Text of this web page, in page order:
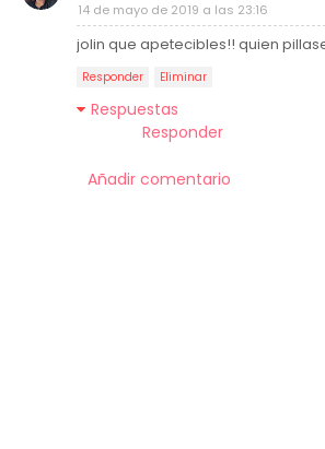
14 de mayo de 2019 a las 23:16
jolin que apetecibles!! quien
Responder Eliminar
Respuestas
Responder
Añadir comentario